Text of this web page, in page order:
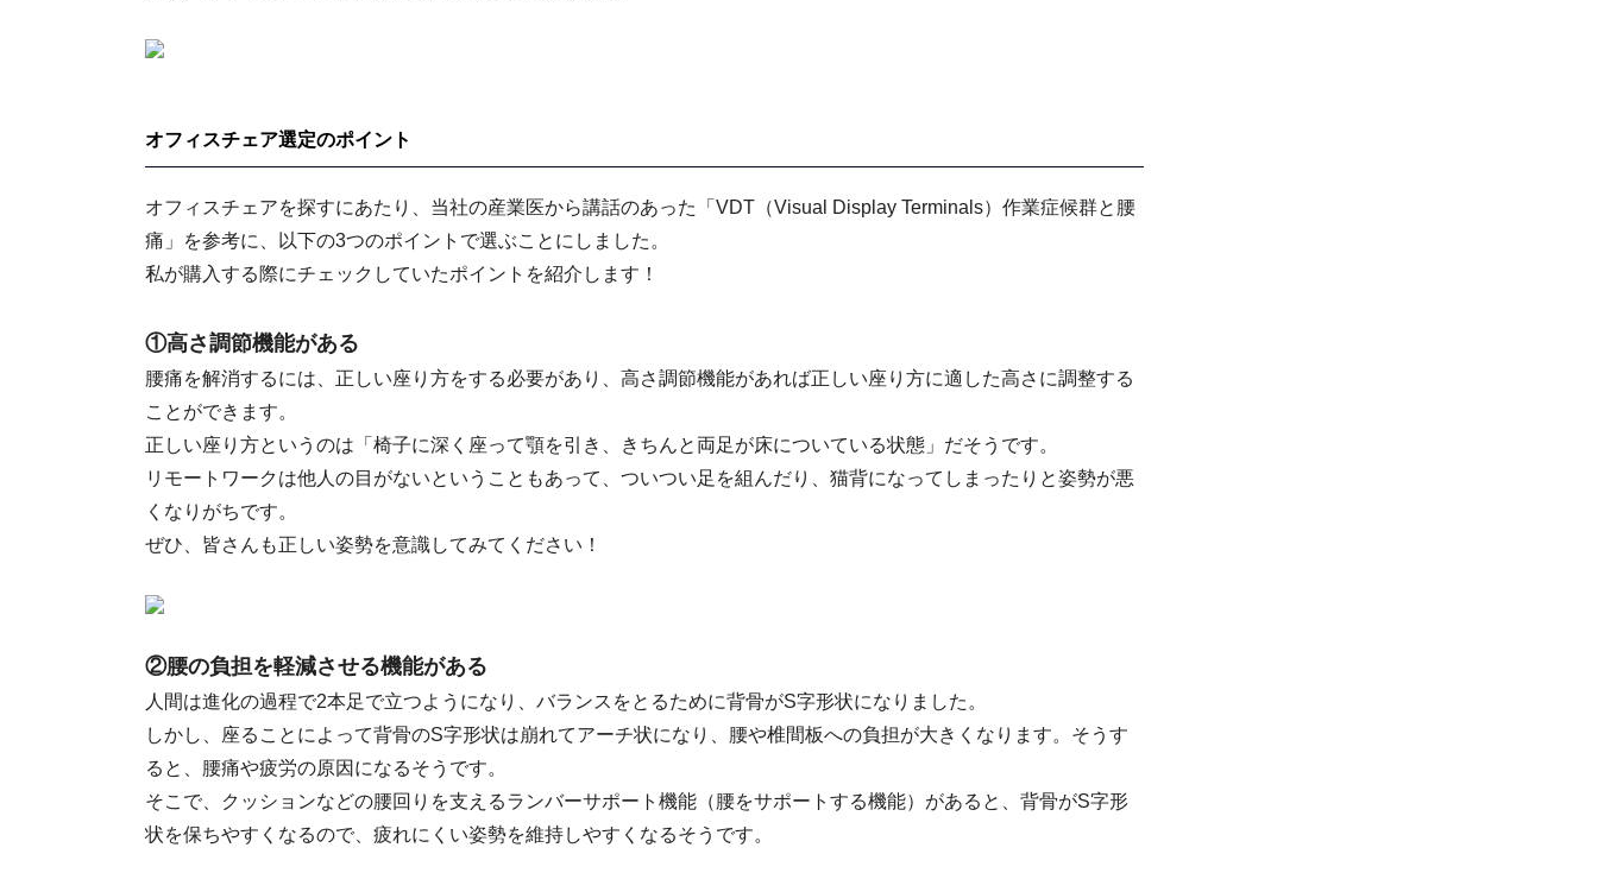
オフィスチェア選定のポイント
オフィスチェアを探すにあたり、当社の産業医から講話のあった「VDT（Visual Display Terminals）作業症候群と腰
痛」を参考に、以下の3つのポイントで選ぶことにしました。
私が購入する際にチェックしていたポイントを紹介します！
①高さ調節機能がある
腰痛を解消するには、正しい座り方をする必要があり、高さ調節機能があれば正しい座り方に適した高さに調整する
ことができます。
正しい座り方というのは「椅子に深く座って顎を引き、きちんと両足が床についている状態」だそうです。
リモートワークは他人の目がないということもあって、ついつい足を組んだり、猫背になってしまったりと姿勢が悪
くなりがちです。
ぜひ、皆さんも正しい姿勢を意識してみてください！
②腰の負担を軽減させる機能がある
人間は進化の過程で2本足で立つようになり、バランスをとるために背骨がS字形状になりました。
しかし、座ることによって背骨のS字形状は崩れてアーチ状になり、腰や椎間板への負担が大きくなります。そうす
ると、腰痛や疲労の原因になるそうです。
そこで、クッションなどの腰回りを支えるランバーサポート機能（腰をサポートする機能）があると、背骨がS字形
状を保ちやすくなるので、疲れにくい姿勢を維持しやすくなるそうです。